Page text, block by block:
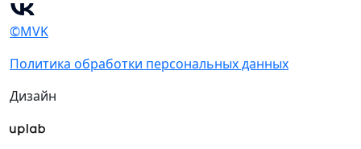
©MVK
Политика обработки персональных данных
Дизайн